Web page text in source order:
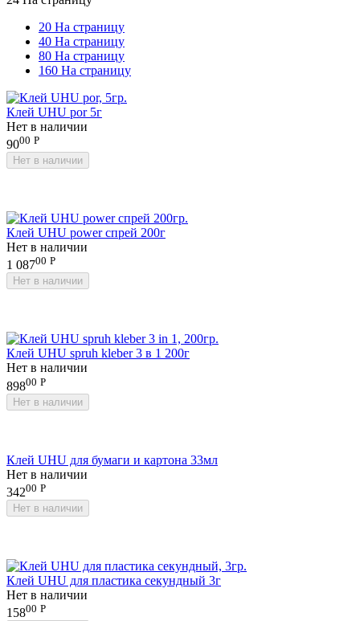
20 На страницу
40 На страницу
80 На страницу
160 На страницу
Клей UHU por 5г
Нет в наличии
9000 Р
Нет в наличии
Клей UHU power спрей 200г
Нет в наличии
1 08700 Р
Нет в наличии
Клей UHU spruh kleber 3 в 1 200г
Нет в наличии
89800 Р
Нет в наличии
Клей UHU для бумаги и картона 33мл
Нет в наличии
34200 Р
Нет в наличии
Клей UHU для пластика секундный 3г
Нет в наличии
15800 Р